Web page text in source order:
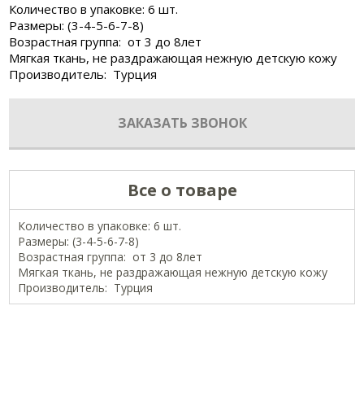
Количество в упаковке: 6 шт.
Размеры: (3-4-5-6-7-8)
Возрастная группа: от 3 до 8лет
Мягкая ткань, не раздражающая нежную детскую кожу
Производитель: Турция
ЗАКАЗАТЬ ЗВОНОК
Все о товаре
Количество в упаковке: 6 шт.
Размеры: (3-4-5-6-7-8)
Возрастная группа: от 3 до 8лет
Мягкая ткань, не раздражающая нежную детскую кожу
Производитель: Турция